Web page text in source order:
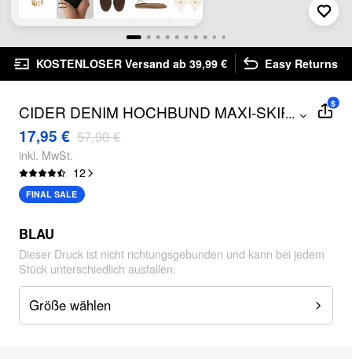
KOSTENLOSER Versand ab 39,99 € Easy Returns
CIDER DENIM HOCHBUND MAXI-SKIRT
MIT SPLIT UND莱茵石
...
17,95 € 57,90 €
inkl. MwSt.
12
$
FINAL SALE
BLAU
Dieser Druck ist nicht richtungsgebunden und kann bei jedem
Stück unterschiedlich ausfallen.
Größe wählen